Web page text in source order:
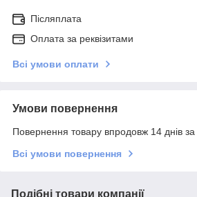
Післяплата
Оплата за реквізитами
Всі умови оплати
Умови повернення
Повернення товару впродовж 14 днів
Всі умови повернення
Подібні товари компанії